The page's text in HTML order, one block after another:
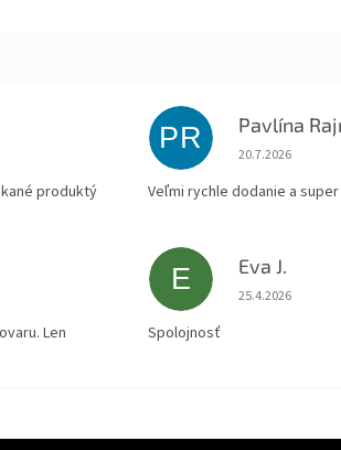
produktý
PR Pavlína
Hodnotenie
20.7.2026
Veľmi rychle dodanie a
Len
E Eva J.
Hodnotenie
25.4.2026
Spolojnosť